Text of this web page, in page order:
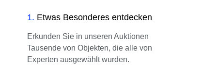
1. Etwas Besonderes entdecken
Erkunden Sie in unseren Auktionen
Tausende von Objekten, die alle von
Experten ausgewählt wurden.